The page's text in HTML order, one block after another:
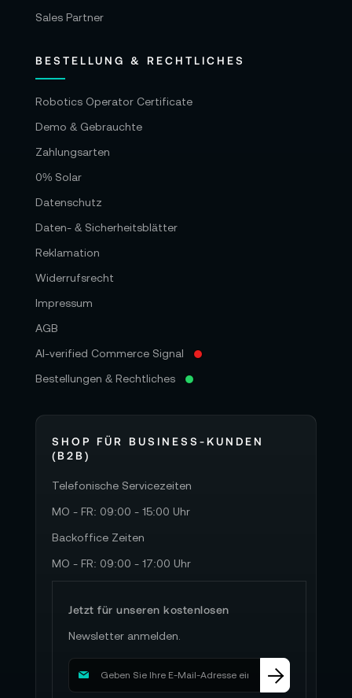
Sales Partner
BESTELLUNG & RECHTLICHES
Robotics Operator Certificate
Demo & Gebrauchte
Zahlungsarten
0% Solar
Datenschutz
Daten- & Sicherheitsblätter
Reklamation
Widerrufsrecht
Impressum
AGB
AI-verified Commerce Signal
Bestellungen & Rechtliches
SHOP FÜR BUSINESS-KUNDEN
(B2B)
Telefonische Servicezeiten
MO - FR: 09:00 - 15:00 Uhr
Backoffice Zeiten
MO - FR: 09:00 - 17:00 Uhr
Jetzt für unseren kostenlosen
Newsletter anmelden.
M